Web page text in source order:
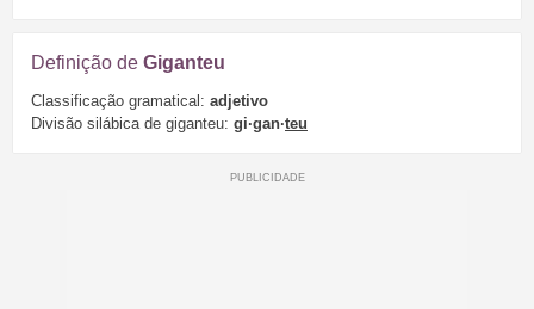
Definição de Giganteu
Classificação gramatical: adjetivo
Divisão silábica de giganteu: gi·gan·teu